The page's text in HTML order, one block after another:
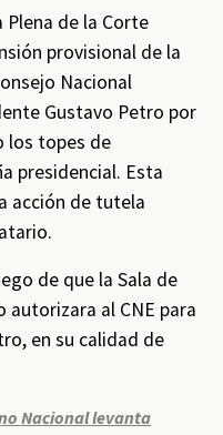
Plena de la Corte
provisional de la
Nacional
Gustavo Petro por
los topes de
presidencial. Esta
acción de tutela
de que la Sala de
autorizara al CNE para
en su calidad de
Nacional levanta